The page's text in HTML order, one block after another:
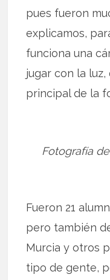
pues fueron
explicamos,
funciona una
jugar con la
principal de la
Fotografía
Fueron 21
pero también
Murcia y otros
tipo de gente,